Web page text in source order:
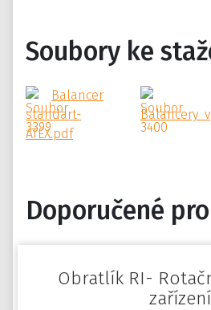
Soubory ke
Balancer
standart-
ATEX.pdf
Doporučené
Obratlík RI-
zařízení